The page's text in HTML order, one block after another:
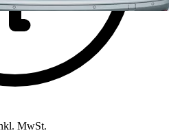
MwSt.